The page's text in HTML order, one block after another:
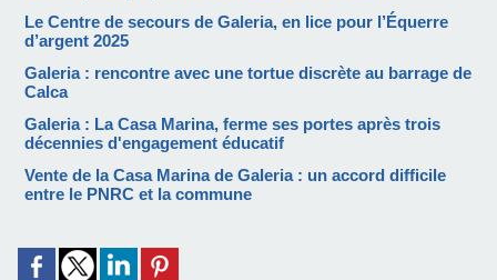
Le Centre de secours de Galeria, en lice pour l’Équerre
d’argent 2025
Galeria : rencontre avec une tortue discrète au barrage de
Calca
Galeria : La Casa Marina, ferme ses portes après trois
décennies d'engagement éducatif
Vente de la Casa Marina de Galeria : un accord difficile
entre le PNRC et la commune